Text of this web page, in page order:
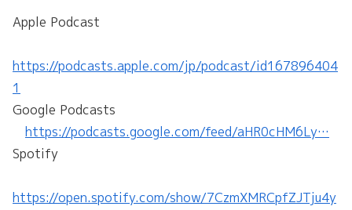
Apple Podcast
https://podcasts.apple.com/jp/podcast/id167896404
1
Google Podcasts
https://podcasts.google.com/feed/aHR0cHM6Ly…
Spotify
https://open.spotify.com/show/7CzmXMRCpfZJTju4y